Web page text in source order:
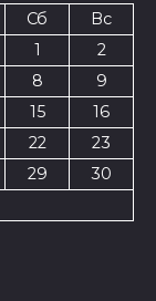
Сб
Вс
1
2
8
9
15
16
22
23
29
30